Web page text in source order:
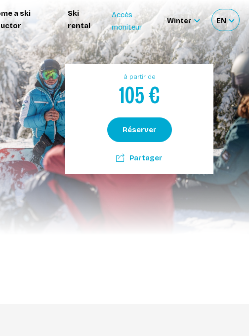
a ski
Ski
rental
Accès
moniteur
Winter
Sélectionnez
le
site
EN
votre
langue
à partir de
105€
Réserver
Partager